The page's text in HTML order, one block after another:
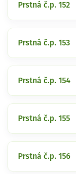
Prstná č.p. 152
Prstná č.p. 153
Prstná č.p. 154
Prstná č.p. 155
Prstná č.p. 156